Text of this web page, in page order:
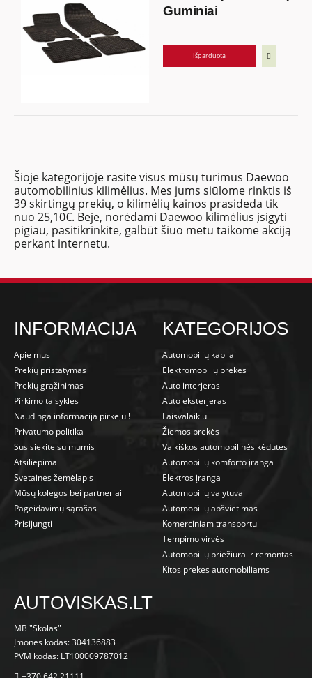
Guminiai
Išparduota
Šioje kategorijoje rasite visus mūsų turimus Daewoo
automobilinius kilimėlius. Mes jums siūlome rinktis iš
39 skirtingų prekių, o kilimėlių kainos prasideda tik
nuo 25,10€. Beje, norėdami Daewoo kilimėlius įsigyti
pigiau, pasitikrinkite, galbūt šiuo metu taikome akciją
perkant internetu.
INFORMACIJA
Apie mus
Prekių pristatymas
Prekių grąžinimas
Pirkimo taisyklės
Naudinga informacija pirkėjui!
Privatumo politika
Susisiekite su mumis
Atsiliepimai
Svetainės žemėlapis
Mūsų kolegos bei partneriai
Pageidavimų sąrašas
Prisijungti
KATEGORIJOS
Automobilių kabliai
Elektromobilių prekės
Auto interjeras
Auto eksterjeras
Laisvalaikiui
Žiemos prekės
Vaikiškos automobilinės kėdutės
Automobilių komforto įranga
Elektros įranga
Automobilių valytuvai
Automobilių apšvietimas
Komerciniam transportui
Tempimo virvės
Automobilių priežiūra ir remontas
Kitos prekės automobiliams
AUTOVISKAS.LT
MB "Skolas"
Įmonės kodas: 304136883
PVM kodas: LT100009787012